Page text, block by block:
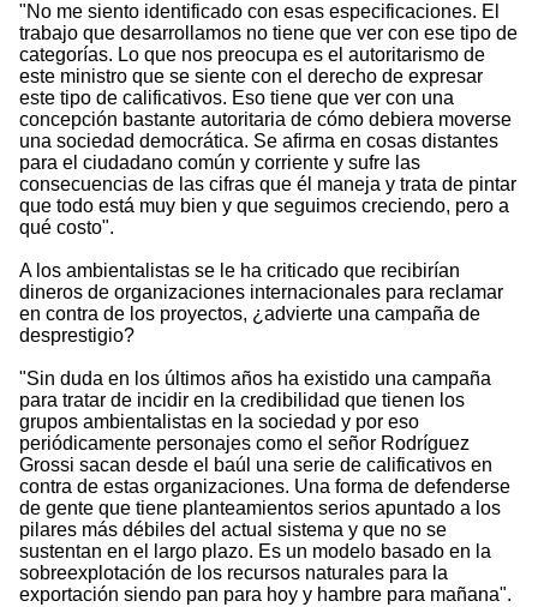
"No me siento identificado con esas especificaciones. El
trabajo que desarrollamos no tiene que ver con ese tipo de
categorías. Lo que nos preocupa es el autoritarismo de
este ministro que se siente con el derecho de expresar
este tipo de calificativos. Eso tiene que ver con una
concepción bastante autoritaria de cómo debiera moverse
una sociedad democrática. Se afirma en cosas distantes
para el ciudadano común y corriente y sufre las
consecuencias de las cifras que él maneja y trata de pintar
que todo está muy bien y que seguimos creciendo, pero a
qué costo".
A los ambientalistas se le ha criticado que recibirían
dineros de organizaciones internacionales para reclamar
en contra de los proyectos, ¿advierte una campaña de
desprestigio?
"Sin duda en los últimos años ha existido una campaña
para tratar de incidir en la credibilidad que tienen los
grupos ambientalistas en la sociedad y por eso
periódicamente personajes como el señor Rodríguez
Grossi sacan desde el baúl una serie de calificativos en
contra de estas organizaciones. Una forma de defenderse
de gente que tiene planteamientos serios apuntado a los
pilares más débiles del actual sistema y que no se
sustentan en el largo plazo. Es un modelo basado en la
sobreexplotación de los recursos naturales para la
exportación siendo pan para hoy y hambre para mañana".